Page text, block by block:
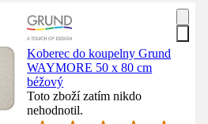
Koberec do koupelny Grund
WAYMORE 50 x 80 cm
béžový
Toto zboží zatím nikdo
nehodnotil.